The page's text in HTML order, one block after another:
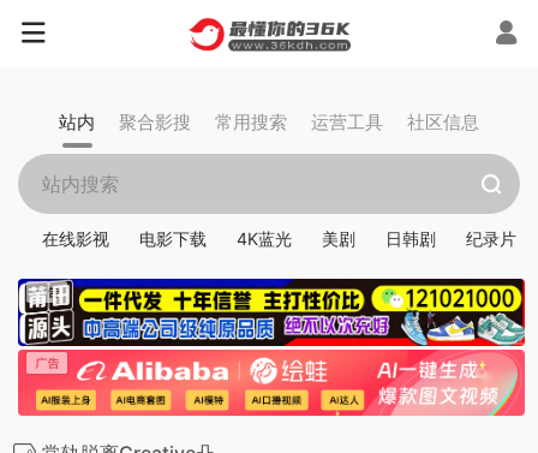
站内 聚合影搜 常用搜索 运营工具 社区信息
在线影视 电影下载 4K蓝光 美剧 日韩剧 纪录片